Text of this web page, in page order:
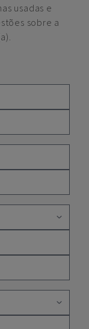
usadas e
sobre a